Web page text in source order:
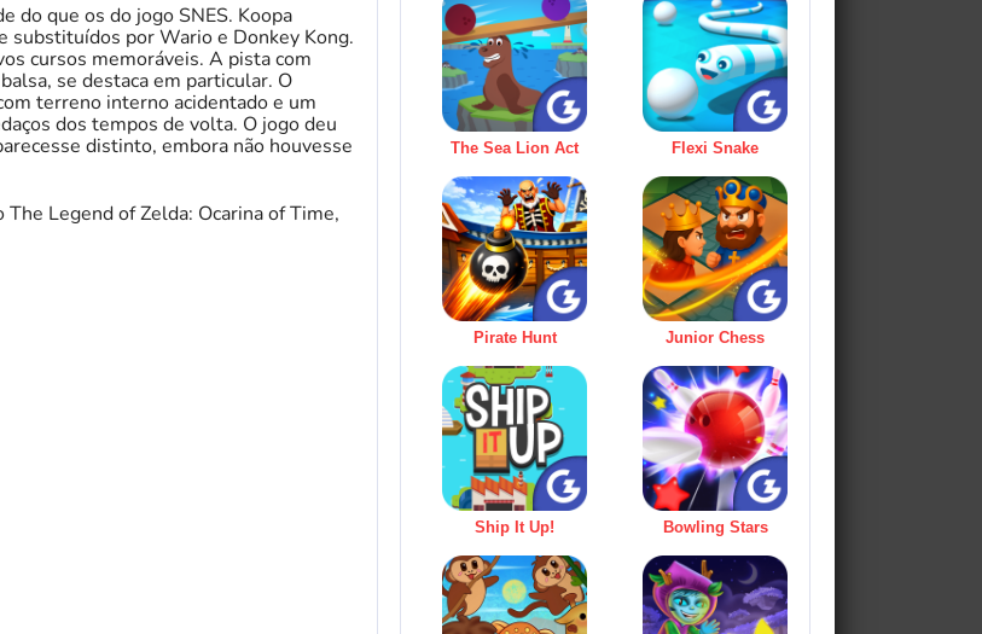
do que os do jogo SNES. Koopa
substituídos por Wario e Donkey Kong.
cursos memoráveis. A pista com
se destaca em particular. O
terreno interno acidentado e um
dos tempos de volta. O jogo deu
distinto, embora não houvesse
The Sea Lion Act Flexi Snake
Pirate Hunt Junior Chess
Ship It Up! Bowling Stars